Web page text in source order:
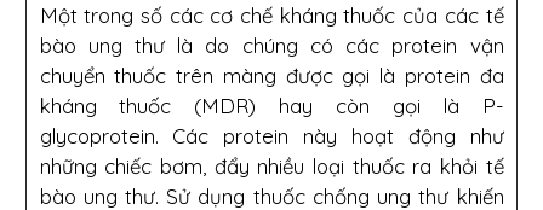
Một trong số các cơ chế kháng thuốc của các tế
bào ung thư là do chúng có các protein vận
chuyển thuốc trên màng được gọi là protein đa
kháng thuốc (MDR) hay còn gọi là P-
glycoprotein. Các protein này hoạt động như
những chiếc bơm, đẩy nhiều loại thuốc ra khỏi tế
bào ung thư. Sử dụng thuốc chống ung thư khiến